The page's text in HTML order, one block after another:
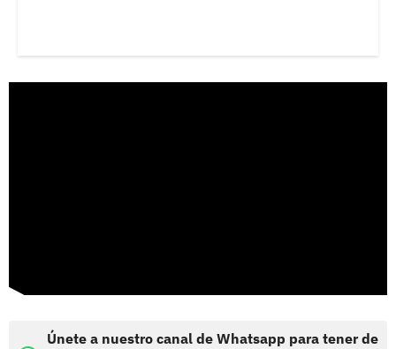
Únete a nuestro canal de Whatsapp para tener de